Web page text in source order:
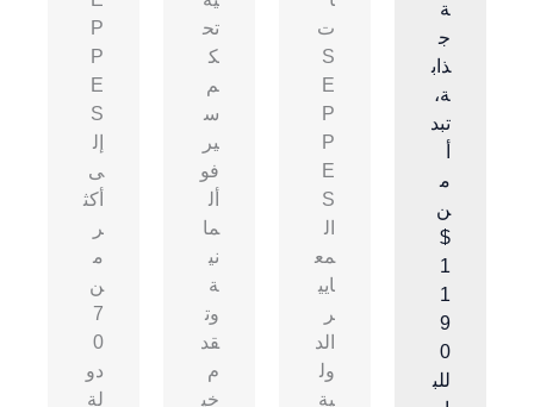
ة
ج
ذاب
ة،
تبد
م
ن
$
1
1
9
0
للب
ت
S
E
P
P
E
S
ال
مع
ايي
ر
الد
ول
ية
تح
ك
م
س
ير
فو
أل
ما
ني
ة
وت
قد
م
خي
P
P
E
S
إل
ى
أكث
ر
م
ن
7
0
دو
لة